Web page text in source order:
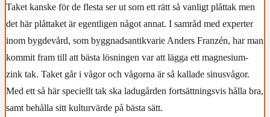
Taket kanske för de flesta ser ut som ett rätt så vanligt plåttak men
det här plåttaket är egentligen något annat. I samråd med experter
inom bygdevård, som byggnadsantikvarie Anders Franzén, har man
kommit fram till att bästa lösningen var att lägga ett magnesium-
zink tak. Taket går i vågor och vågorna är så kallade sinusvågor.
Med ett så här speciellt tak ska ladugården fortsättningsvis hålla bra,
samt behålla sitt kulturvärde på bästa sätt.